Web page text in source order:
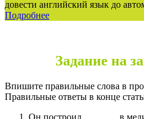
довести английский язык до
Подробнее
Задание на
Впишите правильные слова в
Правильные ответы в конце
Он построил _______ в